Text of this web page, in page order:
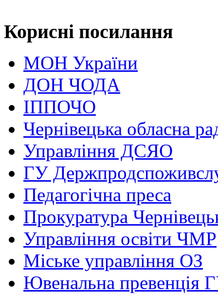
Корисні посилання
МОН України
ДОН ЧОДА
ІППОЧО
Чернівецька обласна
Управління ДСЯО
ГУ
Педагогічна преса
Прокуратура
Управління освіти ЧМР
Міське управління ОЗ
Ювенальна превенція